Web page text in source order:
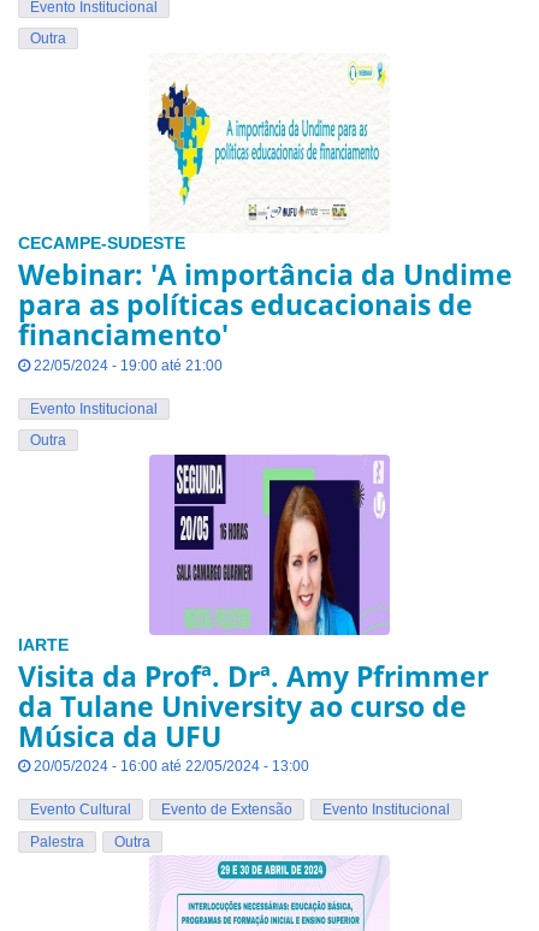
Evento Institucional
Outra
CECAMPE-SUDESTE
Webinar: 'A importância da Undime
para as políticas educacionais de
financiamento'
22/05/2024 - 19:00 até 21:00
Evento Institucional
Outra
IARTE
Visita da Profª. Drª. Amy Pfrimmer
da Tulane University ao curso de
Música da UFU
20/05/2024 - 16:00 até 22/05/2024 - 13:00
Evento Cultural Evento de Extensão
Evento Institucional
Palestra
Outra